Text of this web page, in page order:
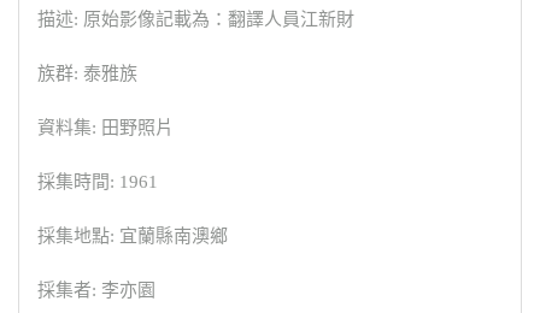
描述: 原始影像記載為：翻譯人員江新財
族群: 泰雅族
資料集: 田野照片
採集時間: 1961
採集地點: 宜蘭縣南澳鄉
採集者: 李亦園